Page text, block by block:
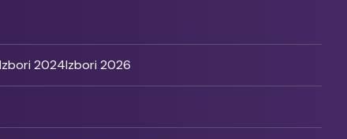
Izbori 2024Izbori 2026